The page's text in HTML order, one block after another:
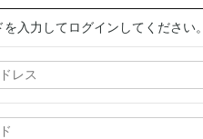
入力してログインしてください。